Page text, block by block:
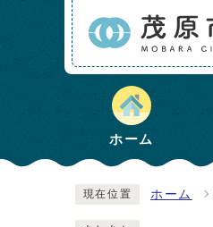
ホーム
現在位置 ホーム